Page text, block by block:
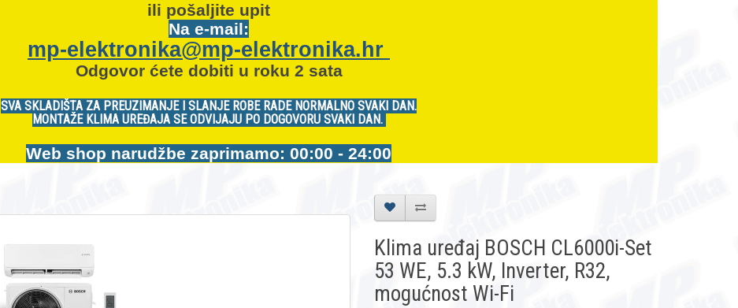
ili pošaljite upit
Na e-mail:
mp-elektronika@mp-elektronika.hr
Odgovor ćete dobiti u roku 2 sata
SVA SKLADIŠTA ZA PREUZIMANJE I SLANJE ROBE RADE NORMALNO SVAKI DAN.
MONTAŽE KLIMA UREĐAJA SE ODVIJAJU PO DOGOVORU SVAKI DAN.
Web shop narudžbe zaprimamo: 00:00 - 24:00
Klima uređaj BOSCH CL6000i-Set
53 WE, 5.3 kW, Inverter, R32,
mogućnost Wi-Fi